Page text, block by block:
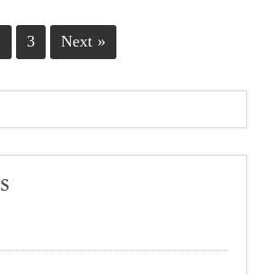
3 Next »